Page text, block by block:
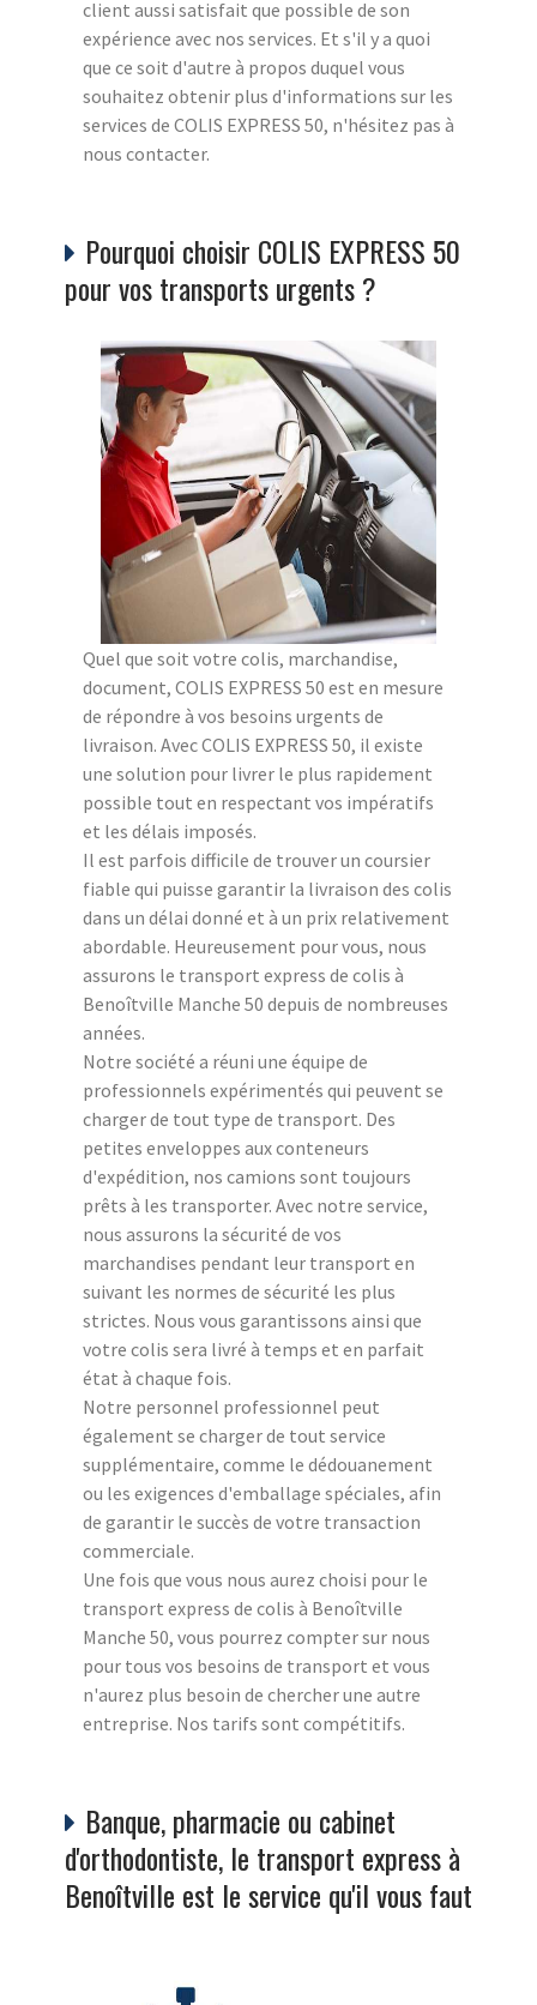
client aussi satisfait que possible de son
expérience avec nos services. Et s'il y a quoi
que ce soit d'autre à propos duquel vous
souhaitez obtenir plus d'informations sur les
services de COLIS EXPRESS 50, n'hésitez pas à
nous contacter.
Pourquoi choisir COLIS EXPRESS 50
pour vos transports urgents ?
Quel que soit votre colis, marchandise,
document, COLIS EXPRESS 50 est en mesure
de répondre à vos besoins urgents de
livraison. Avec COLIS EXPRESS 50, il existe
une solution pour livrer le plus rapidement
possible tout en respectant vos impératifs
et les délais imposés.
Il est parfois difficile de trouver un coursier
fiable qui puisse garantir la livraison des colis
dans un délai donné et à un prix relativement
abordable. Heureusement pour vous, nous
assurons le transport express de colis à
Benoîtville Manche 50 depuis de nombreuses
années.
Notre société a réuni une équipe de
professionnels expérimentés qui peuvent se
charger de tout type de transport. Des
petites enveloppes aux conteneurs
d'expédition, nos camions sont toujours
prêts à les transporter. Avec notre service,
nous assurons la sécurité de vos
marchandises pendant leur transport en
suivant les normes de sécurité les plus
strictes. Nous vous garantissons ainsi que
votre colis sera livré à temps et en parfait
état à chaque fois.
Notre personnel professionnel peut
également se charger de tout service
supplémentaire, comme le dédouanement
ou les exigences d'emballage spéciales, afin
de garantir le succès de votre transaction
commerciale.
Une fois que vous nous aurez choisi pour le
transport express de colis à Benoîtville
Manche 50, vous pourrez compter sur nous
pour tous vos besoins de transport et vous
n'aurez plus besoin de chercher une autre
entreprise. Nos tarifs sont compétitifs.
Banque, pharmacie ou cabinet
d'orthodontiste, le transport express à
Benoîtville est le service qu'il vous faut